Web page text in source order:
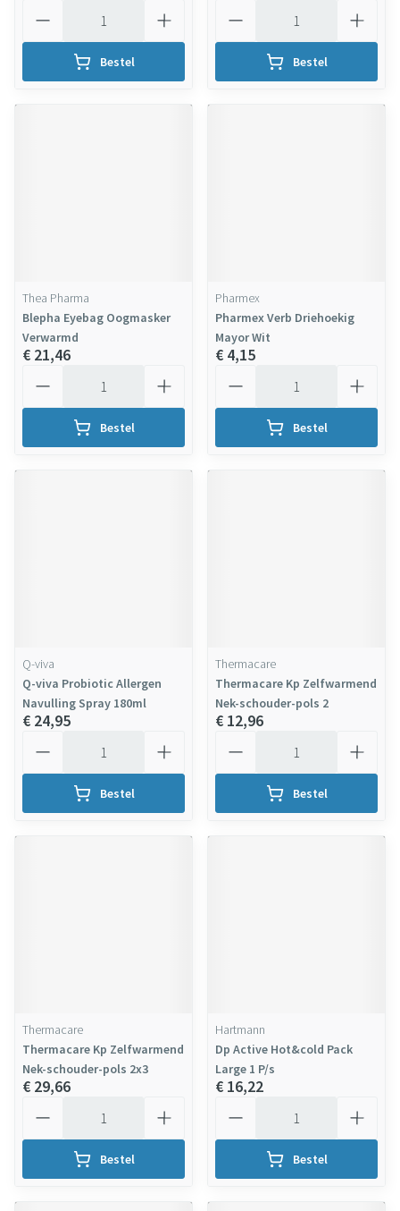
Bestel Bestel
Thea Pharma
Blepha Eyebag Oogmasker
Verwarmd
€ 21,46
Bestel
Pharmex
Pharmex Verb Driehoekig
Mayor Wit
€ 4,15
Bestel
Q-viva
Q-viva Probiotic Allergen
Navulling Spray 180ml
€ 24,95
Bestel
Thermacare
Thermacare Kp Zelfwarmend
Nek-schouder-pols 2
€ 12,96
Bestel
Thermacare
Thermacare Kp Zelfwarmend
Nek-schouder-pols 2x3
€ 29,66
Bestel
Hartmann
Dp Active Hot&cold Pack
Large 1 P/s
€ 16,22
Bestel